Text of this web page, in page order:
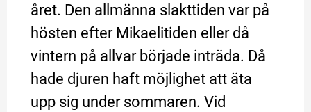
året. Den allmänna slakttiden var på
hösten efter Mikaelitiden eller då
vintern på allvar började inträda. Då
hade djuren haft möjlighet att äta
upp sig under sommaren. Vid